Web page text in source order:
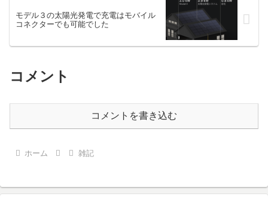
モデル３の太陽光発電で充電はモバイル
コネクターでも可能でした
コメント
コメントを書き込む
ホーム 雑記